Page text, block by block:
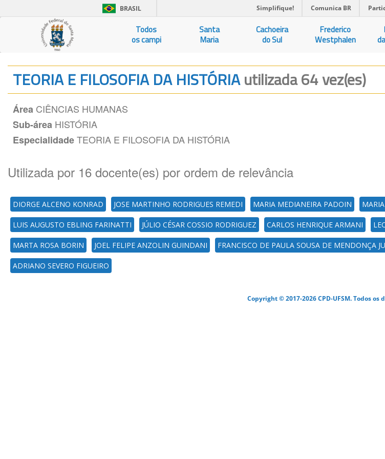
BRASIL Simplifique! Comunica BR
Todos
os campi
Santa
Maria
Cachoeira
do Sul
Frederico
Westphalen
TEORIA E FILOSOFIA DA HISTÓRIAutilizada 64 vez(es)
Área CIÊNCIAS HUMANAS
Sub-área HISTÓRIA
EspecialidadeTEORIA E FILOSOFIA DA HISTÓRIA
Utilizada por 16 docente(es) por ordem de relevância
DIORGE ALCENO KONRAD JOSE MARTINHO RODRIGUES REMEDI MARIA MEDIANEIRA PADOIN
LUIS AUGUSTO EBLING FARINATTI JÚLIO CÉSAR COSSIO RODRIGUEZ CARLOS HENRIQUE ARMANI
MARTA ROSA BORIN JOEL FELIPE ANZOLIN GUINDANI FRANCISCO DE PAULA SOUSA DE MENDONÇA
ADRIANO SEVERO FIGUEIRO
Copyright © 2017-2026 CPD-UFSM. Todos os